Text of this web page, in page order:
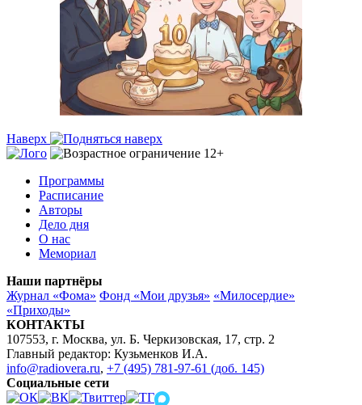
Наверх
Программы
Расписание
Авторы
Дело дня
О нас
Мемориал
Наши партнёры
Журнал «Фома» Фонд «Мои друзья» «Милосердие»
«Приходы»
КОНТАКТЫ
107553, г. Москва, ул. Б. Черкизовская, 17, стр. 2
Главный редактор: Кузьменков И.А.
info@radiovera.ru, +7 (495) 781-97-61 (доб. 145)
Социальные сети